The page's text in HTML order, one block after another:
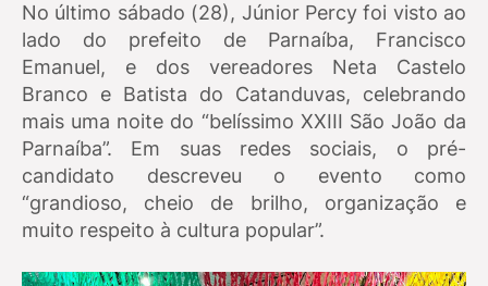
No último sábado (28), Júnior Percy foi visto ao
lado do prefeito de Parnaíba, Francisco
Emanuel, e dos vereadores Neta Castelo
Branco e Batista do Catanduvas, celebrando
mais uma noite do “belíssimo XXIII São João da
Parnaíba”. Em suas redes sociais, o pré-
candidato descreveu o evento como
“grandioso, cheio de brilho, organização e
muito respeito à cultura popular”.